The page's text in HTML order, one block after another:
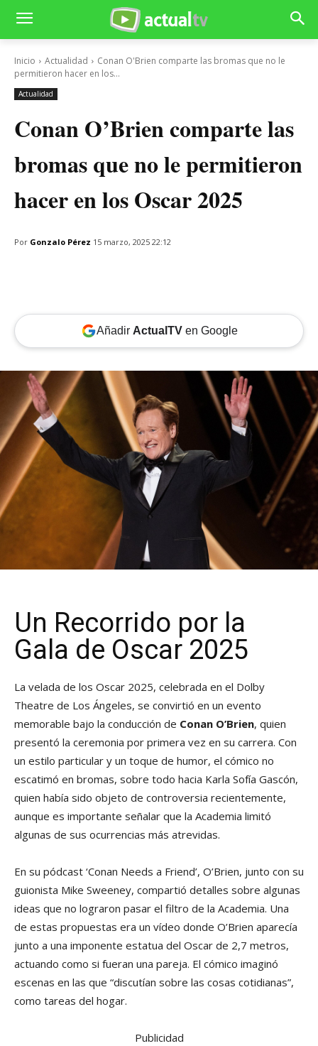
Inicio Actualidad
Conan O'Brien comparte las bromas que no le
permitieron hacer en los...
Actualidad
Conan O’Brien comparte las
bromas que no le permitieron
hacer en los Oscar 2025
Por Gonzalo Pérez 15 marzo, 2025 22:12
Añadir ActualTVen Google
Un Recorrido por la
Gala de Oscar 2025
La velada de los Oscar 2025, celebrada en el Dolby
Theatre de Los Ángeles, se convirtió en un evento
memorable bajo la conducción de Conan O’Brien, quien
presentó la ceremonia por primera vez en su carrera. Con
un estilo particular y un toque de humor, el cómico no
escatimó en bromas, sobre todo hacia Karla Sofía Gascón,
quien había sido objeto de controversia recientemente,
aunque es importante señalar que la Academia limitó
algunas de sus ocurrencias más atrevidas.
En su pódcast ‘Conan Needs a Friend’, O’Brien, junto con su
guionista Mike Sweeney, compartió detalles sobre algunas
ideas que no lograron pasar el filtro de la Academia. Una
de estas propuestas era un vídeo donde O’Brien aparecía
junto a una imponente estatua del Oscar de 2,7 metros,
actuando como si fueran una pareja. El cómico imaginó
escenas en las que “discutían sobre las cosas cotidianas”,
como tareas del hogar.
Publicidad